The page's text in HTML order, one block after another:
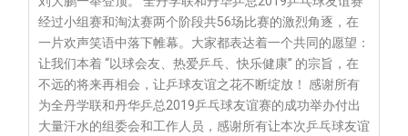
经过小组赛和淘汰赛两个阶段共56场比赛的激烈角逐，在
一片欢声笑语中落下帷幕。大家都表达着一个共同的愿望：
让我们本着 “以球会友、热爱乒乓、快乐健康” 的宗旨，在
不远的将来再相会，让乒球友谊之花不断绽放！ 感谢所有
为全丹学联和丹华乒总2019乒乓球友谊赛的成功举办付出
大量汗水的组委会和工作人员，感谢所有让本次乒乓球友谊